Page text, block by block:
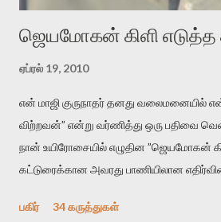
ஜெயமோகன் கிளி எடுத்த
ஏப்ரல் 19, 2010
என் மாஜி குருநாதர் தனது
விற்றவன்” என்று வர்ணித்து ஒரு பதிவை
நான் உயிரோசையில் எழுதின ”ஜெயமோகன்
கட்டுரைக்கான அவரது பாணியிலான
பதிவை படித்த நண்பர்கள் பலரும்
பகிர் 34 கருத்துகள்